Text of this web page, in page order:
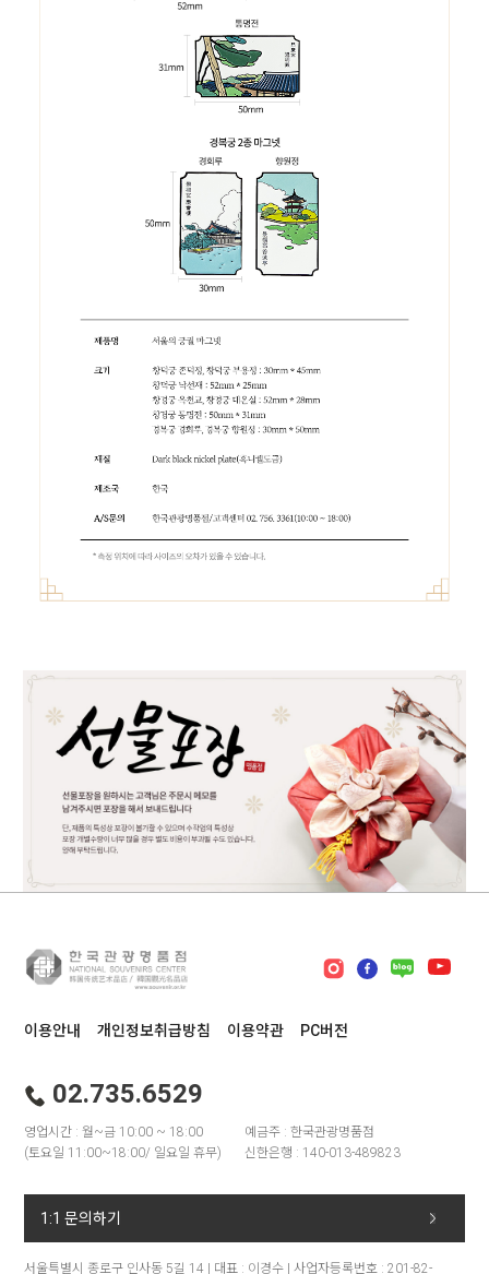
이용안내 개인정보취급방침 이용약관 PC버전
02.735.6529
영업시간 : 월~금 10:00 ~ 18:00
(토요일 11:00~18:00/ 일요일 휴무)
예금주 : 한국관광명품점
신한은행 : 140-013-489823
1:1 문의하기
서울특별시 종로구 인사동 5길 14 | 대표 : 이경수 | 사업자등록번호 : 201-82-